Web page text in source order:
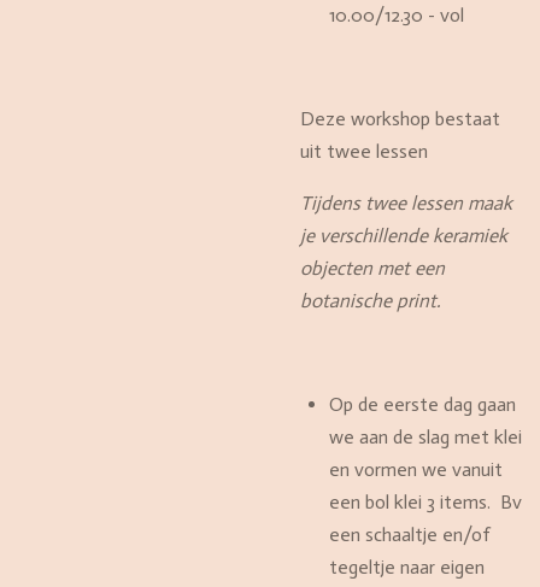
10.00/12.30 - vol
Deze workshop bestaat
uit twee lessen
Tijdens twee lessen maak
je verschillende keramiek
objecten met een
botanische print.
Op de eerste dag gaan
we aan de slag met klei
en vormen we vanuit
een bol klei 3 items. Bv
een schaaltje en/of
tegeltje naar eigen